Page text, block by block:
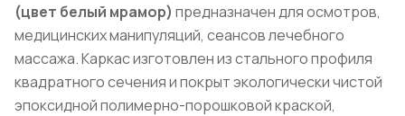
(цвет белый мрамор) предназначен для осмотров,
медицинских манипуляций, сеансов лечебного
массажа. Каркас изготовлен из стального профиля
квадратного сечения и покрыт экологически чистой
эпоксидной полимерно-порошковой краской,